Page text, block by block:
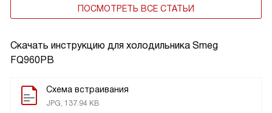
Скачать инструкцию для холодильника Smeg
FQ960PB
Схема встраивания
JPG, 137.94 KB
ПОСМОТРЕТЬ ВСЕ СТАТЬИ